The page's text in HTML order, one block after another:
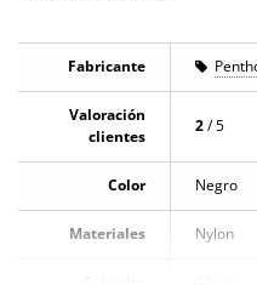
Fabricante
Valoración
clientes
2/ 5
Color Negro
Materiales Nylon